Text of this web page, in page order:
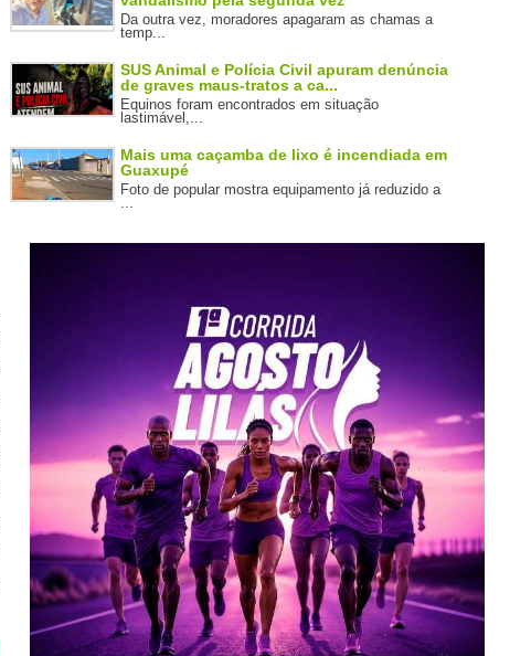
Da outra vez, moradores apagaram as chamas a
temp...
SUS Animal e Polícia Civil apuram denúncia
de graves maus-tratos a ca...
Equinos foram encontrados em situação
lastimável,...
Mais uma caçamba de lixo é incendiada em
Guaxupé
Foto de popular mostra equipamento já reduzido a
...